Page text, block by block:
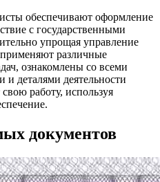
обеспечивают оформление
с государственными
упрощая управление
различные
ознакомлены со всеми
деталями деятельности
работу, используя
документов